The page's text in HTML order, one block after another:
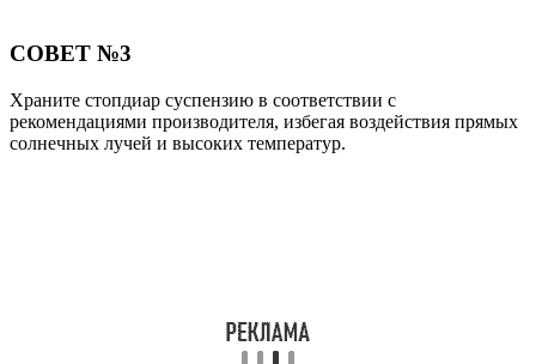
СОВЕТ №3
Храните стопдиар суспензию в соответствии с
рекомендациями производителя, избегая воздействия прямых
солнечных лучей и высоких температур.